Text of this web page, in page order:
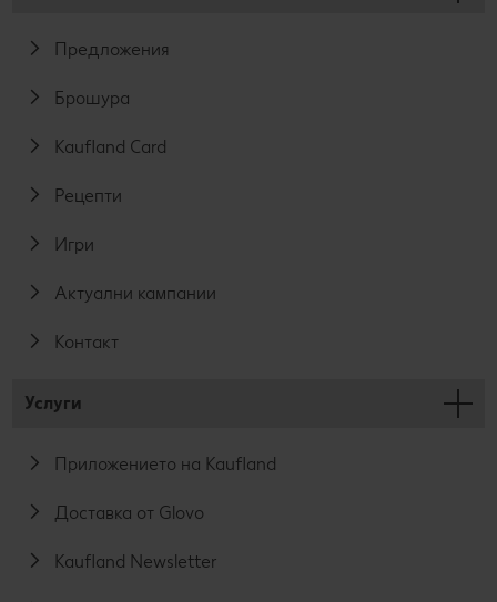
Предложения
Брошура
Kaufland Card
Рецепти
Игри
Актуални кампании
Контакт
Услуги
Приложението на Kaufland
Доставка от Glovo
Kaufland Newsletter